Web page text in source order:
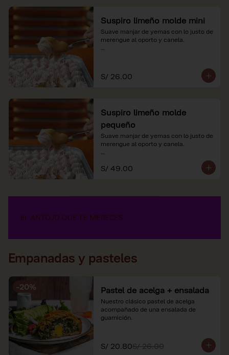
Suspiro limeño molde mini
Suave manjar de yemas con lo justo de
merengue al oporto y canela.
S/ 26.00
Suspiro limeño molde
pequeño
Suave manjar de yemas con lo justo de
merengue al oporto y canela.
*Nuestros precios están expresados en
soles e incluyen impuestos de ley y
S/ 49.00
Empanadas y pasteles
-20% Pastel de acelga + ensalada
Nuestro clásico pastel de acelga
acompañado de una ensalada de
guarnición.
S/ 20.80S/ 26.00